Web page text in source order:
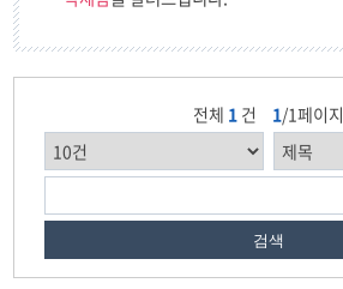
저녁애(愛)
시니어
전체 1 건 1/1페이지
검색